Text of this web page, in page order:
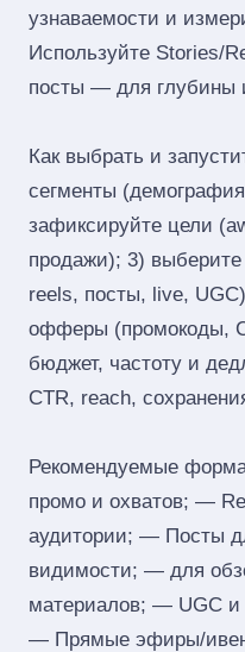
узнаваемости и
Используйте Stories/
посты — для глубины
Как выбрать и
сегменты
зафиксируйте цели
продажи); 3)
reels, посты, live,
офферы (промокоды,
бюджет, частоту и
CTR, reach,
Рекомендуемые
промо и охватов; —
аудитории; — Посты
видимости; — для
материалов; — UGC и
— Прямые эфиры/